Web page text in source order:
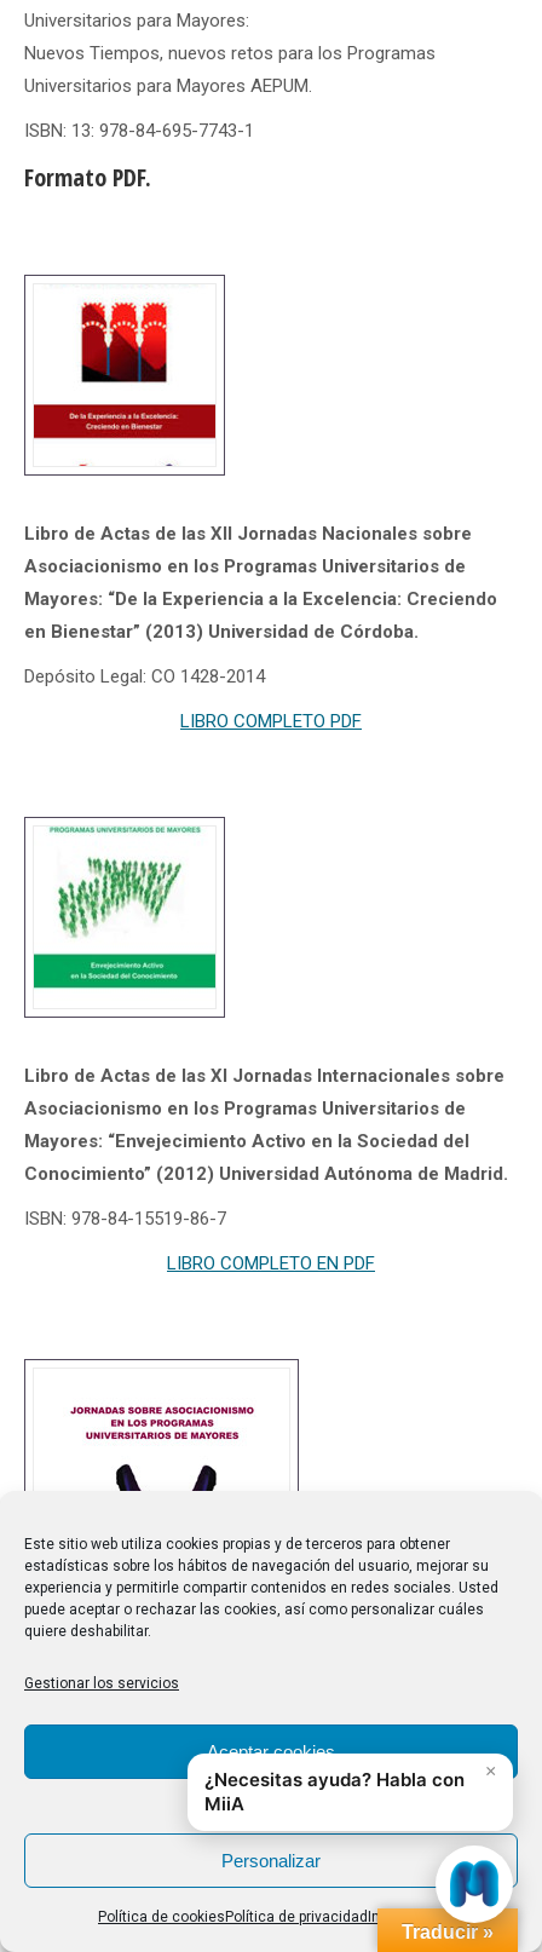
Este sitio web utiliza cookies propias y de terceros para obtener
estadísticas sobre los hábitos de navegación del usuario, mejorar su
experiencia y permitirle compartir contenidos en redes sociales. Usted
puede aceptar o rechazar las cookies, así como personalizar cuáles
quiere deshabilitar.
Gestionar los servicios
Aceptar cookies
Denegar
Personalizar
Política de cookies Política de privacidad Impressum
Universitarios para Mayores:
Nuevos Tiempos, nuevos retos para los Programas
Universitarios para Mayores AEPUM.
ISBN: 13: 978-84-695-7743-1
Formato PDF.
Libro de Actas de las XII Jornadas Nacionales sobre
Asociacionismo en los Programas Universitarios de
Mayores: “De la Experiencia a la Excelencia: Creciendo
en Bienestar” (2013) Universidad de Córdoba.
Depósito Legal: CO 1428-2014
LIBRO COMPLETO PDF
Libro de Actas de las XI Jornadas Internacionales sobre
Asociacionismo en los Programas Universitarios de
Mayores: “Envejecimiento Activo en la Sociedad del
Conocimiento” (2012) Universidad Autónoma de Madrid.
ISBN: 978-84-15519-86-7
LIBRO COMPLETO EN PDF
Libro de Actas de las X Jornadas sobre Asociacionismo
en los Programas Universitarios de Mayores: “Diez Años
de Encuentros: Función de las Asociaciones en los
Traducir »